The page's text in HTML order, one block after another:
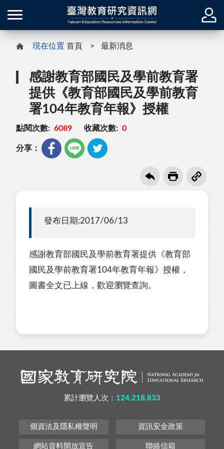
現在位置 首頁 最新消息
感謝教育部國民及學前教育署
提供《教育部國民及學前教育
署104年教育年報》授權
點閱次數: 6089 收藏次數: 0
分享：
發布日期:2017/06/13
感謝教育部國民及學前教育署提供《教育部
國民及學前教育署104年教育年報》授權，
圖書全文已上線，歡迎瀏覽查詢。
累計瀏覽人次： 124,218,833
個資法及隱私權聲明 資訊安全政策
網站資料開放宣告 聯絡信箱